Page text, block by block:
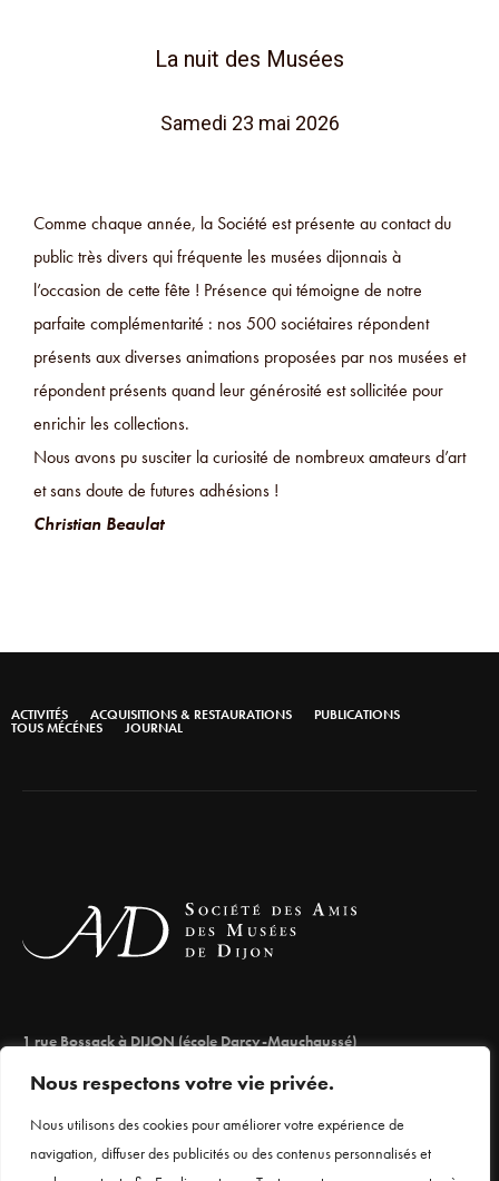
Nous respectons votre vie privée.
Nous utilisons des cookies pour améliorer votre expérience de
navigation, diffuser des publicités ou des contenus personnalisés et
La nuit des Musées
Samedi 23 mai 2026
Comme chaque année, la Société est présente au contact du
public très divers qui fréquente les musées dijonnais à
l’occasion de cette fête ! Présence qui témoigne de notre
parfaite complémentarité : nos 500 sociétaires répondent
présents aux diverses animations proposées par nos musées et
répondent présents quand leur générosité est sollicitée pour
enrichir les collections.
Nous avons pu susciter la curiosité de nombreux amateurs d’art
et sans doute de futures adhésions !
Christian Beaulat
ACTIVITÉS ACQUISITIONS & RESTAURATIONS PUBLICATIONS
TOUS MÉCÉNES JOURNAL
1 rue Bossack à DIJON (école Darcy-Mauchaussé)
03 80 66 71 98